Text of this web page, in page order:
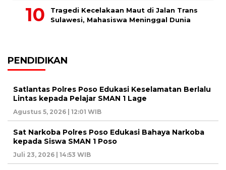
Tragedi Kecelakaan Maut di Jalan Trans
Sulawesi, Mahasiswa Meninggal Dunia
PENDIDIKAN
Satlantas Polres Poso Edukasi Keselamatan Berlalu
Lintas kepada Pelajar SMAN 1 Lage
Agustus 5, 2026 | 12:01 WIB
Sat Narkoba Polres Poso Edukasi Bahaya Narkoba
kepada Siswa SMAN 1 Poso
Juli 23, 2026 | 14:53 WIB